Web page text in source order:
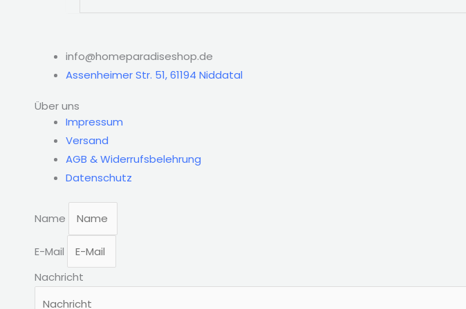
info@homeparadiseshop.de
Assenheimer Str. 51, 61194 Niddatal
Über uns
Impressum
Versand
AGB & Widerrufsbelehrung
Datenschutz
Name
E-Mail
Nachricht